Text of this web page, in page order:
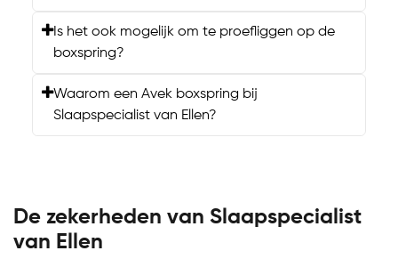
Is het ook mogelijk om te proefliggen op de
boxspring?
Waarom een Avek boxspring bij
Slaapspecialist van Ellen?
De zekerheden van Slaapspecialist
van Ellen